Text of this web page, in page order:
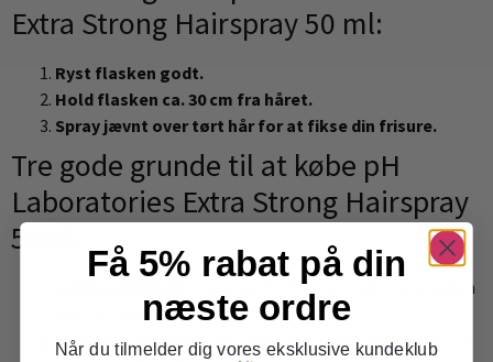
Extra Strong Hairspray 50 ml:
Ryst flasken godt.
Hold flasken ca. 30 cm fra håret.
Spray jævnt over tørt hår for at fikse din frisure.
Tre gode grunde til at købe pH
Laboratories Extra Strong Hairspray
50ml:
Sikrer, at din frisure holder hele dagen
uden at falde sammen.
Kompakt størrelse: Perfekt til at have med i tasken til
Få 5% rabat på din
næste ordre
Når du tilmelder dig vores eksklusive kundeklub